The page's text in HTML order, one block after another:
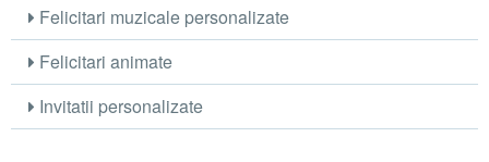
Felicitari muzicale personalizate
Felicitari animate
Invitatii personalizate